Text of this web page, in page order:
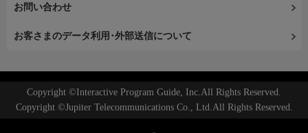
お問い合わせ
お客さまのデータ利用･外部送信について
Copyright ©Interactive Program Guide, Inc.All Rights Reserved.
Copyright ©Jupiter Telecommunications Co., Ltd.All Rights Reserved.